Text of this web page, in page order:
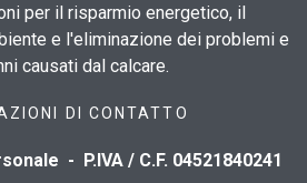
per il risparmio energetico, il
e l'eliminazione dei problemi e
causati dal calcare.
DI CONTATTO
- P.IVA / C.F. 04521840241